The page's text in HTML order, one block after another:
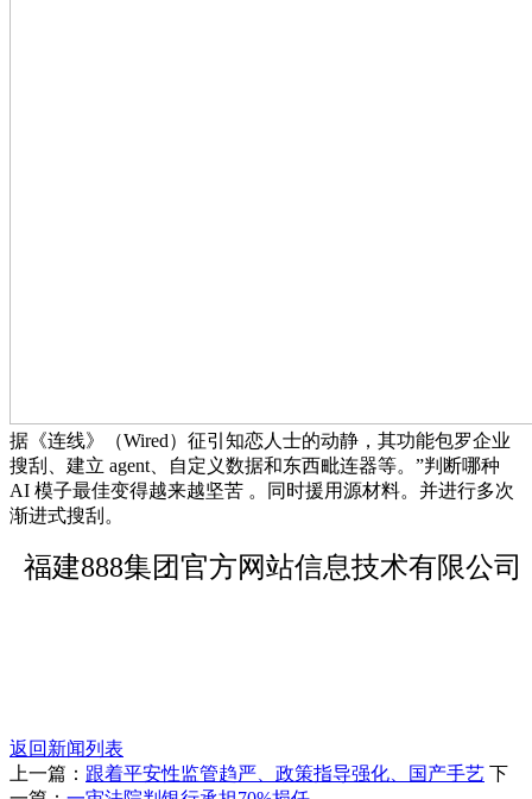
据《连线》（Wired）征引知恋人士的动静，其功能包罗企业
搜刮、建立 agent、自定义数据和东西毗连器等。”判断哪种
AI 模子最佳变得越来越坚苦 。同时援用源材料。并进行多次
渐进式搜刮。
福建888集团官方网站信息技术有限公司
返回新闻列表
上一篇： 跟着平安性监管趋严、政策指导强化、国产手艺 下